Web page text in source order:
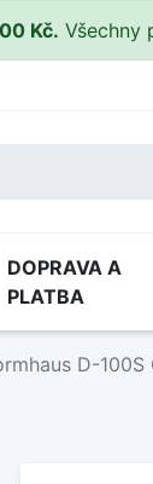
Kč. Všechny
DOPRAVA A
PLATBA
D-